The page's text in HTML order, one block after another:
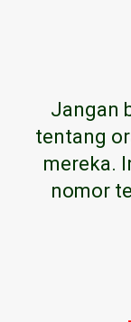
Jangan
tentang
mereka.
nomor